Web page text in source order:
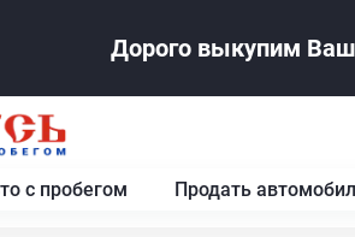
Дорого выкупим
с пробегом Продать